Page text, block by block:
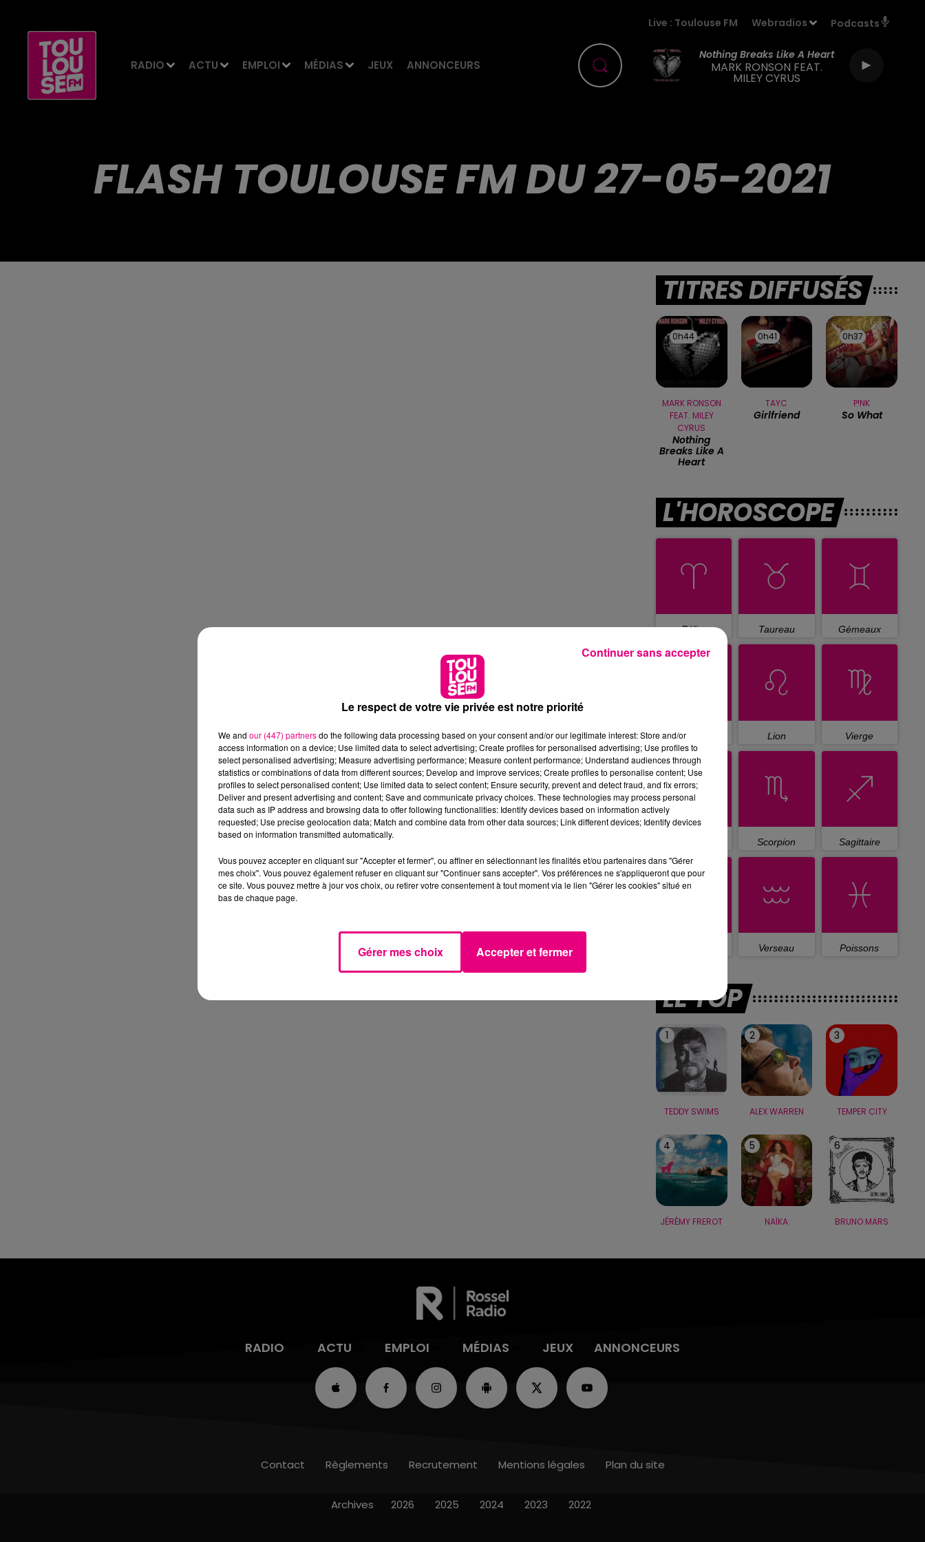
RADIO ACTU EMPLOI MÉDIAS JEUX ANNONCEURS
Live : Toulouse FM Webradios Podcasts
Nothing Breaks Like A Heart
MARK RONSON FEAT.
MILEY CYRUS
FLASH TOULOUSE FM DU 27-05-2021
TITRES DIFFUSÉS
0h44
0h44
MARK RONSON
FEAT. MILEY
CYRUS
Nothing
Breaks Like A
Heart
0h41
0h41
TAYC
Girlfriend
0h37
0h37
P!NK
So What
L'HOROSCOPE
Bélier Taureau Gémeaux
Cancer Lion Vierge
Scorpion Sagittaire
Verseau Poissons
LE TOP
1
TEDDY SWIMS
2
ALEX WARREN
3
TEMPER CITY
4
JÉRÉMY FREROT
5
NAÏKA
6
BRUNO MARS
RADIO ACTU EMPLOI MÉDIAS JEUX ANNONCEURS
Contact Règlements Recrutement Mentions légales Plan du site
Archives 2026 2025 2024 2023 2022
Le respect de votre vie privée est notre priorité
We and our (447) partnersdo the following data processing based on your consent and/or our legitimate interest: Store and/or
access information on a device; Use limited data to select advertising; Create profiles for personalised advertising; Use profiles to
select personalised advertising; Measure advertising performance; Measure content performance; Understand audiences through
statistics or combinations of data from different sources; Develop and improve services; Create profiles to personalise content; Use
profiles to select personalised content; Use limited data to select content; Ensure security, prevent and detect fraud, and fix errors;
Deliver and present advertising and content; Save and communicate privacy choices. These technologies may process personal
data such as IP address and browsing data to offer following functionalities: Identify devices based on information actively
requested; Use precise geolocation data; Match and combine data from other data sources; Link different devices; Identify devices
based on information transmitted automatically.
Vous pouvez accepter en cliquant sur "Accepter et fermer", ou affiner en sélectionnant les finalités et/ou partenaires dans "Gérer
mes choix". Vous pouvez également refuser en cliquant sur "Continuer sans accepter". Vos préférences ne s'appliqueront que pour
ce site. Vous pouvez mettre à jour vos choix, ou retirer votre consentement à tout moment via le lien "Gérer les cookies" situé en
bas de chaque page.
Gérer mes choix Accepter et fermer
Continuer sans accepter